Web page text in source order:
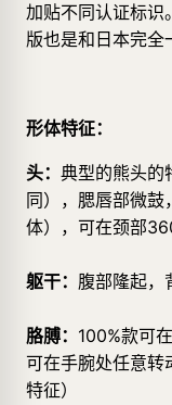
加贴不同认证标识
版也是和日本完全
形体特征：
头： 典型的熊头的
同），腮唇部微
体），可在颈部
躯干： 腹部隆起，
胳膊： 100%款可
可在手腕处任意
特征）